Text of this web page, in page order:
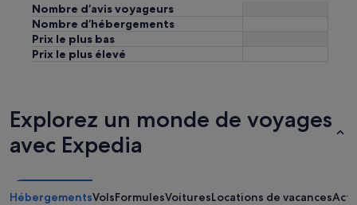
Nombre d’avis voyageurs
Nombre d’hébergements
Prix le plus bas
Prix le plus élevé
Explorez un monde de voyages
avec Expedia
HébergementsVolsFormulesVoituresLocations de vacances